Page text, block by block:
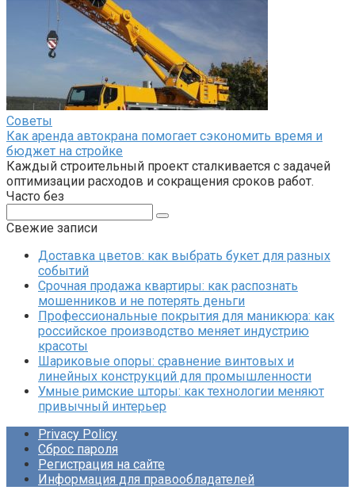
Советы
Как аренда автокрана помогает сэкономить время и
бюджет на стройке
Каждый строительный проект сталкивается с задачей
оптимизации расходов и сокращения сроков работ.
Часто без
Свежие записи
Доставка цветов: как выбрать букет для разных
событий
Срочная продажа квартиры: как распознать
мошенников и не потерять деньги
Профессиональные покрытия для маникюра: как
российское производство меняет индустрию
красоты
Шариковые опоры: сравнение винтовых и
линейных конструкций для промышленности
Умные римские шторы: как технологии меняют
привычный интерьер
Privacy Policy
Сброс пароля
Регистрация на сайте
Информация для правообладателей